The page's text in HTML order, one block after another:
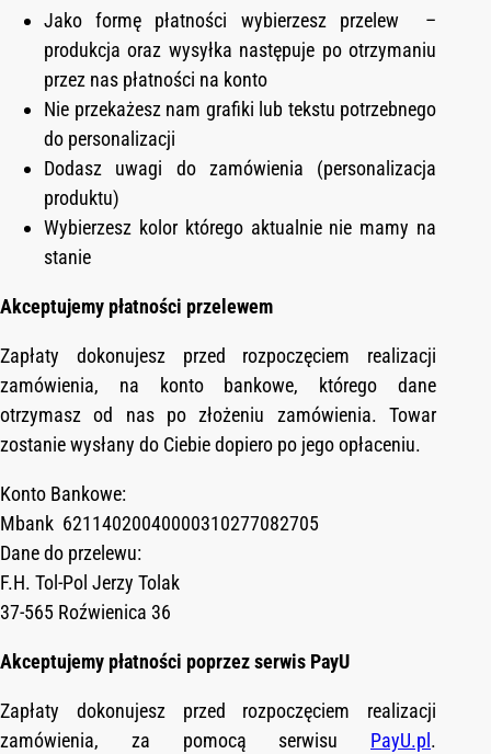
Jako formę płatności wybierzesz przelew –
produkcja oraz wysyłka następuje po otrzymaniu
przez nas płatności na konto
Nie przekażesz nam grafiki lub tekstu potrzebnego
do personalizacji
Dodasz uwagi do zamówienia (personalizacja
produktu)
Wybierzesz kolor którego aktualnie nie mamy na
stanie
Akceptujemy płatności przelewem
Zapłaty dokonujesz przed rozpoczęciem realizacji
zamówienia, na konto bankowe, którego dane
otrzymasz od nas po złożeniu zamówienia. Towar
zostanie wysłany do Ciebie dopiero po jego opłaceniu.
Konto Bankowe:
Mbank 62114020040000310277082705
Dane do przelewu:
F.H. Tol-Pol Jerzy Tolak
37-565 Roźwienica 36
Akceptujemy płatności poprzez serwis PayU
Zapłaty dokonujesz przed rozpoczęciem realizacji
zamówienia, za pomocą serwisu PayU.pl .